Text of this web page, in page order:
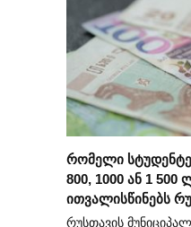
რომელი
800, 1000 ან 1
ითვალისწინებს
რუსთავის